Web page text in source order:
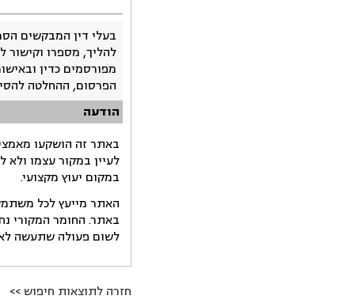
בעלי דין המבקשים
להליך, מספרו וקישור
מפורסמים כדין
הפרסום, ההחלטה
הודעה
באתר זה הושקעו
לעיין במקור עצמו
במקום יעוץ מקצועי.
האתר מייעץ לכל
באתר. החומר המקורי
לשום פעולה שתעשה
חזרה לתוצאות חיפוש >>